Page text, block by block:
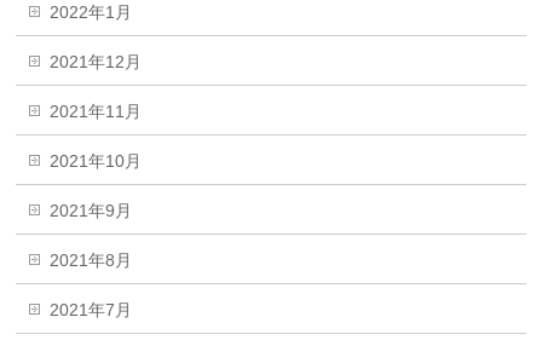
2022年1月
2021年12月
2021年11月
2021年10月
2021年9月
2021年8月
2021年7月